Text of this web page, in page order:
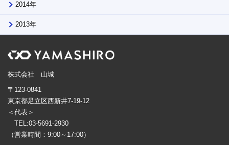
2014年
2013年
株式会社 山城
〒123-0841
東京都足立区西新井7-19-12
＜代表＞
TEL:03-5691-2930
（営業時間：9:00～17:00）